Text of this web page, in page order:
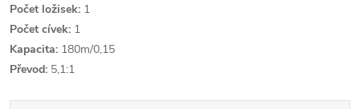
Počet ložisek: 1
Počet cívek: 1
Kapacita: 180m/0,15
Převod: 5,1:1